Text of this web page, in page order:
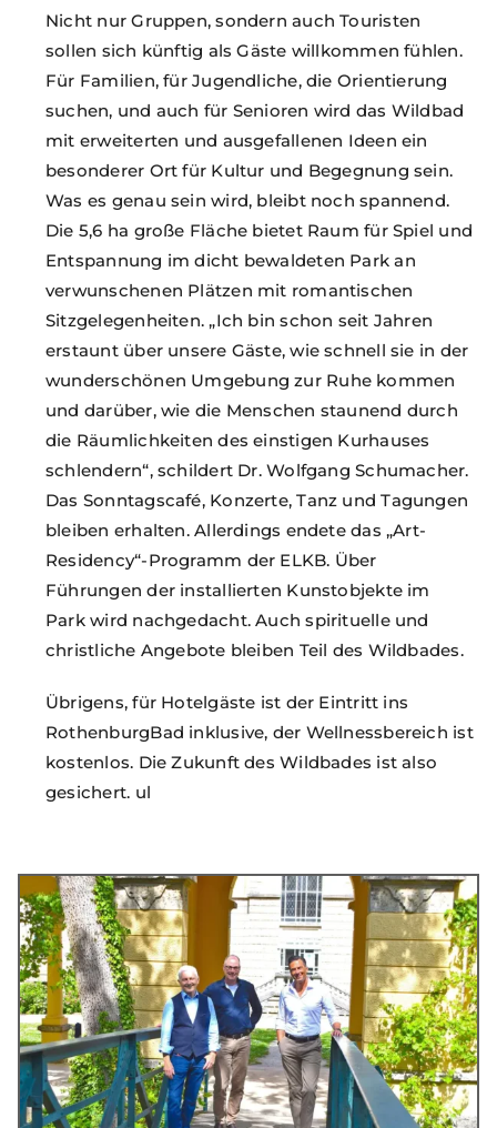
Nicht nur Gruppen, sondern auch Touristen
sollen sich künftig als Gäste willkommen fühlen.
Für Familien, für Jugendliche, die Orientierung
suchen, und auch für Se­nioren wird das Wildbad
mit erweiterten und ausgefallenen Ideen ein
besonderer Ort für Kultur und Begegnung sein.
Was es genau sein wird, bleibt noch spannend.
Die 5,6 ha große Fläche bietet Raum für Spiel und
Entspannung im dicht bewaldeten Park an
verwunschenen Plätzen mit romantischen
Sitzgelegenheiten. „Ich bin schon seit Jahren
erstaunt über unsere Gäste, wie schnell sie in der
wunderschönen Umgebung zur Ruhe kommen
und darüber, wie die Menschen staunend durch
die Räumlichkeiten des einstigen Kurhauses
schlendern“, schildert Dr. Wolfgang Schumacher.
Das Sonntagscafé, Konzerte, Tanz und Tagungen
bleiben erhalten. Allerdings endete das „Art-
Residency“-Programm der ELKB. Über
Führungen der installierten Kunstobjekte im
Park wird nachgedacht. Auch spirituelle und
christliche Angebote bleiben Teil des Wildbades.
Übrigens, für Hotelgäste ist der Eintritt ins
RothenburgBad inklusive, der Wellnessbereich ist
kostenlos. Die Zukunft des Wildbades ist also
gesichert. ul